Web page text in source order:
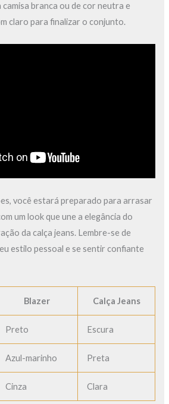
branca ou de cor neutra e
claro para finalizar o conjunto.
você estará preparado para arrasar
um look que une a elegância do
da calça jeans. Lembre-se de
estilo pessoal e se sentir confiante
Blazer Calça Jeans
Preto Escura
Azul-marinho Preta
Cinza Clara